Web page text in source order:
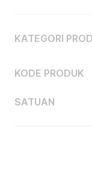
KATEGORI
KODE PRODUK
SATUAN